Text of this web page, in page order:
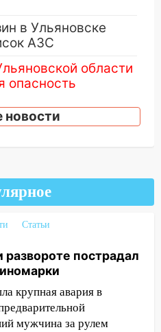
в Ульяновске
АЗС
области
опасность
районе утонул
помогли
на улице
украли два
какая будет
новости
Статьи
пострадал
крупная авария в
мужчина за рулем